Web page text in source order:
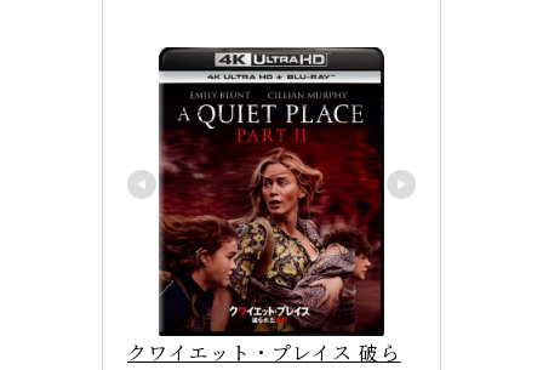
クワイエット・プレイス 破ら